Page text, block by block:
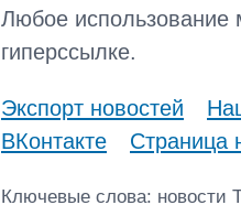
Любое использование
гиперссылке.
Экспорт новостей
ВКонтакте
Страница
Ключевые слова: новости